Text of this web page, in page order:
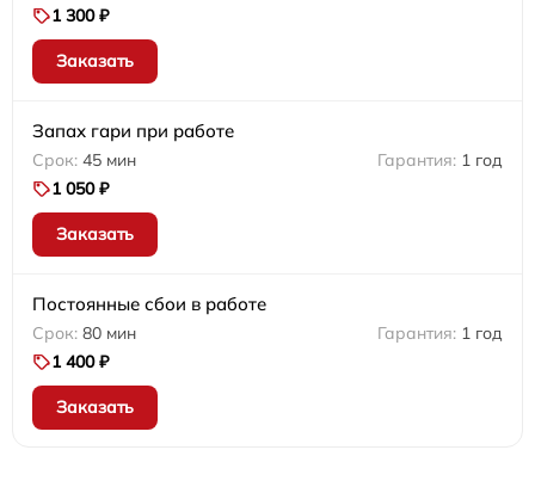
1 300 ₽
Заказать
Запах гари при работе
45 мин
1 год
1 050 ₽
Заказать
Постоянные сбои в работе
80 мин
1 год
1 400 ₽
Заказать